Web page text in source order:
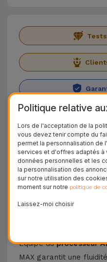
Découvrez
Découvrez l'iPhone XS
gamme d'Apple en
Super Retina de 6,5
ceux qui souhaitent
préférés avec des
Équipé duprocesseur
MAX garantit une
Politique relative
Lors de l'acceptation de la
vous devez tenir compte du
permet la personnalisation de
services et d'offres adaptés à
données personnelles et les
la personnalisation des
sur notre utilisation des
moment sur notre politique de
Laissez-moi choisir